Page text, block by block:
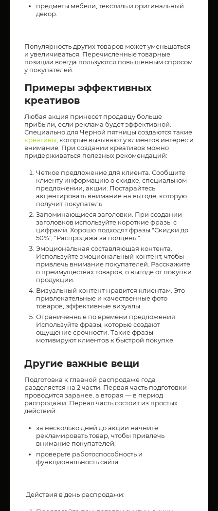
предметы мебели, текстиль и оригинальный
декор.
Популярность других товаров может уменьшаться
и увеличиваться. Перечисленные товарные
позиции всегда пользуются повышенным спросом
у покупателей.
Примеры эффективных
креативов
Любая акция принесет продавцу больше
прибыли, если реклама будет эффективной.
Специально для Черной пятницы создаются такие
креативы , которые вызывают у клиентов интерес и
внимание. При создании креативов можно
придерживаться полезных рекомендаций:
Четкое предложение для клиента. Сообщите
клиенту информацию о скидке, специальном
предложении, акции. Постарайтесь
акцентировать внимание на выгоде, которую
получит покупатель.
Запоминающиеся заголовки. При создании
заголовков используйте короткие фразы с
цифрами. Хорошо подходят фразы "Скидки до
50%", "Распродажа за полцены".
Эмоциональная составляющая контента.
Используйте эмоциональный контент, чтобы
привлечь внимание покупателей. Расскажите
о преимуществах товаров, о выгоде от покупки
продукции.
Визуальный контент нравится клиентам. Это
привлекательные и качественные фото
товаров, эффективные визуалы.
Ограниченные по времени предложения.
Используйте фразы, которые создают
ощущение срочности. Такие фразы
мотивируют клиентов к быстрой покупке.
Другие важные вещи
Подготовка к главной распродаже года
разделяется на 2 части. Первая часть подготовки
проводится заранее, а вторая — в период
распродажи. Первая часть состоит из простых
действий:
за несколько дней до акции начните
рекламировать товар, чтобы привлечь
внимание покупателей;
проверьте работоспособность и
функциональность сайта.
Действия в день распродажи: